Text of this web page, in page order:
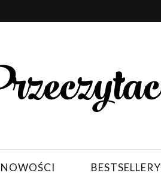
BESTSELLERY